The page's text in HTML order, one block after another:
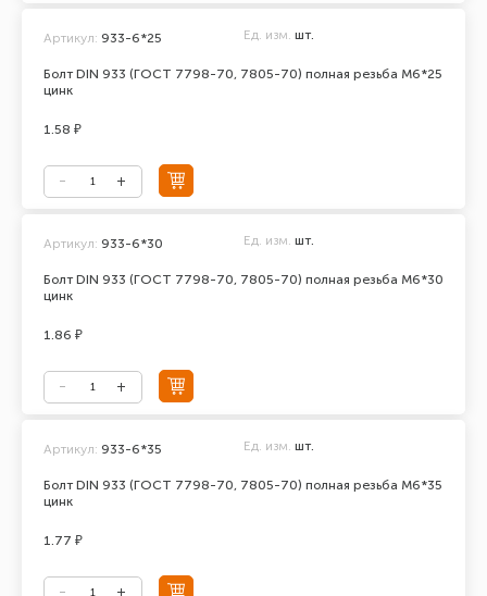
Болт DIN 933 (ГОСТ 7798-70, 7805-70) полная резьба М6*25
цинк
Артикул: 933-6*25 Ед. изм. шт.
1.58 ₽
Болт DIN 933 (ГОСТ 7798-70, 7805-70) полная резьба М6*30
цинк
Артикул: 933-6*30 Ед. изм. шт.
1.86 ₽
Болт DIN 933 (ГОСТ 7798-70, 7805-70) полная резьба М6*35
цинк
Артикул: 933-6*35 Ед. изм. шт.
1.77 ₽